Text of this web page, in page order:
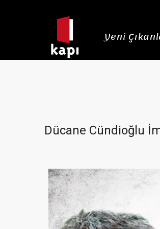
Yeni
Dücane Cündioğlu